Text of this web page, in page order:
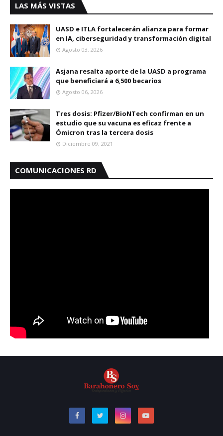
LAS MÁS VISTAS
UASD e ITLA fortalecerán alianza para formar
en IA, ciberseguridad y transformación digital
Agosto 03, 2026
Asjana resalta aporte de la UASD a programa
que beneficiará a 6,500 becarios
Agosto 06, 2026
Tres dosis: Pfizer/BioNTech confirman en un
estudio que su vacuna es eficaz frente a
Ómicron tras la tercera dosis
Diciembre 09, 2021
COMUNICACIONES RD